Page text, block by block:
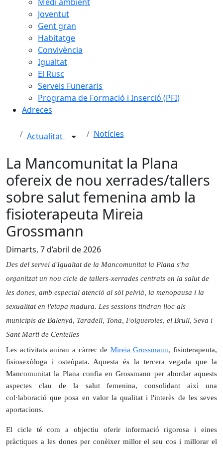
Joventut
Gent gran
Habitatge
Convivència
Igualtat
El Rusc
Serveis Funeraris
Programa de Formació i Inserció (PFI)
Adreces
Actualitat Notícies
La Mancomunitat la Plana
ofereix de nou xerrades/tallers
sobre salut femenina amb la
fisioterapeuta Mireia
Grossmann
Dimarts, 7 d’abril de 2026
Des del servei d'Igualtat de la Mancomunitat la Plana s'ha
organitzat un nou cicle de tallers-xerrades centrats en la salut de
les dones, amb especial atenció al sòl pelvià, la menopausa i la
sexualitat en l'etapa madura. Les sessions tindran lloc als
municipis de Balenyà, Taradell, Tona, Folgueroles, el Brull, Seva i
Sant Martí de Centelles
Les activitats aniran a càrrec de Mireia Grossmann, fisioterapeuta,
fisiosexòloga i osteòpata. Aquesta és la tercera vegada que la
Mancomunitat la Plana confia en Grossmann per abordar aquests
aspectes clau de la salut femenina, consolidant així una
col·laboració que posa en valor la qualitat i l'interès de les seves
aportacions.
El cicle té com a objectiu oferir informació rigorosa i eines
pràctiques a les dones per conèixer millor el seu cos i millorar el